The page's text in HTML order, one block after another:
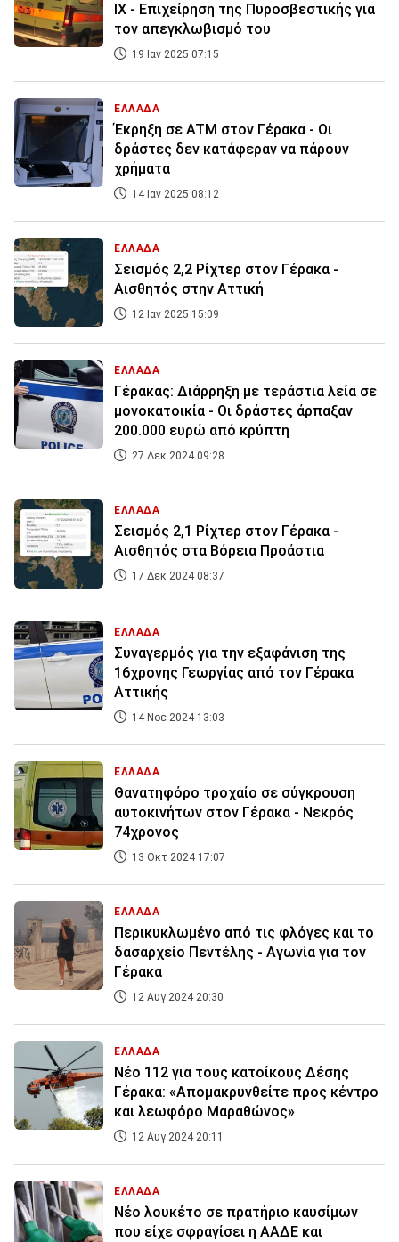
ΙΧ - Επιχείρηση της Πυροσβεστικής για
τον απεγκλωβισμό του
19 Ιαν 2025 07:15
ΕΛΛΑΔΑ
Έκρηξη σε ATM στον Γέρακα - Οι
δράστες δεν κατάφεραν να πάρουν
χρήματα
14 Ιαν 2025 08:12
ΕΛΛΑΔΑ
Σεισμός 2,2 Ρίχτερ στον Γέρακα -
Αισθητός στην Αττική
12 Ιαν 2025 15:09
ΕΛΛΑΔΑ
Γέρακας: Διάρρηξη με τεράστια λεία σε
μονοκατοικία - Οι δράστες άρπαξαν
200.000 ευρώ από κρύπτη
27 Δεκ 2024 09:28
ΕΛΛΑΔΑ
Σεισμός 2,1 Ρίχτερ στον Γέρακα -
Αισθητός στα Βόρεια Προάστια
17 Δεκ 2024 08:37
ΕΛΛΑΔΑ
Συναγερμός για την εξαφάνιση της
16χρονης Γεωργίας από τον Γέρακα
Αττικής
14 Νοε 2024 13:03
ΕΛΛΑΔΑ
Θανατηφόρο τροχαίο σε σύγκρουση
αυτοκινήτων στον Γέρακα - Νεκρός
74χρονος
13 Οκτ 2024 17:07
ΕΛΛΑΔΑ
Περικυκλωμένο από τις φλόγες και το
δασαρχείο Πεντέλης - Αγωνία για τον
Γέρακα
12 Αυγ 2024 20:30
ΕΛΛΑΔΑ
Νέο 112 για τους κατοίκους Δέσης
Γέρακα: «Απομακρυνθείτε προς κέντρο
και λεωφόρο Μαραθώνος»
12 Αυγ 2024 20:11
ΕΛΛΑΔΑ
Νέο λουκέτο σε πρατήριο καυσίμων
που είχε σφραγίσει η ΑΑΔΕ και